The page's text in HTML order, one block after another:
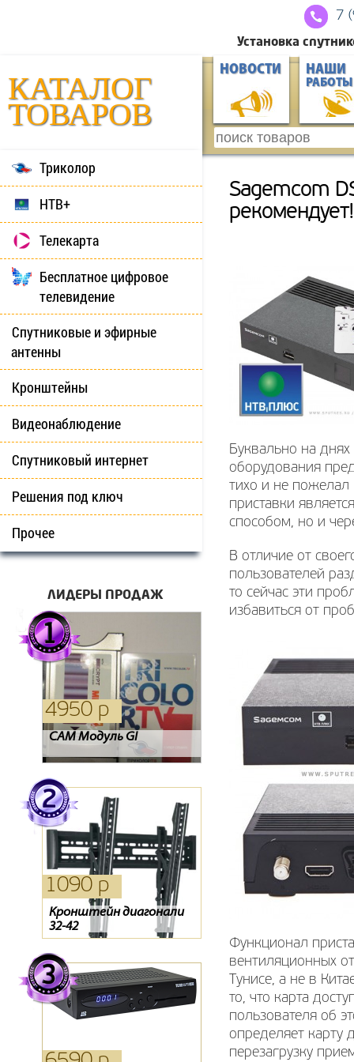
7
Установка
КАТАЛОГ
ТОВАРОВ
НОВОСТИ НАШИ
РАБОТЫ
Триколор
НТВ+
Телекарта
Бесплатное цифровое
телевидение
Спутниковые и эфирные
антенны
Кронштейны
Видеонаблюдение
Спутниковый интернет
Решения под ключ
Прочее
ЛИДЕРЫ ПРОДАЖ
4950 р
CAM Модуль GI
6370 р
Спутниковый цифровой
приемник высокой
четкости CHD-04/CX (3
года просмотра на
выбор!!!)
2310 р
Ресивер Oriel 963
1090 р
Кронштейн диагонали
32-42
1090 р
Кронштейн NB NBC1-T
4950 р
Ресивер Sagemcom DSI74
Sagemcom
рекомендует!
Буквально на
оборудования
тихо и не
приставки
способом, но и
В отличие от
пользователей
то сейчас эти
избавиться от
Функционал
вентиляционных
Тунисе, а не в
то, что карта
пользователя об
определяет карту
перезагрузку